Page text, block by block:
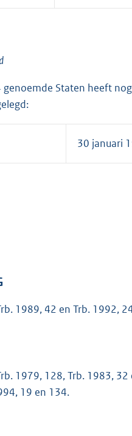
Staten heeft
30 januari
1989, 42 en Trb. 1992,
1979, 128, Trb. 1983,
19 en 134.